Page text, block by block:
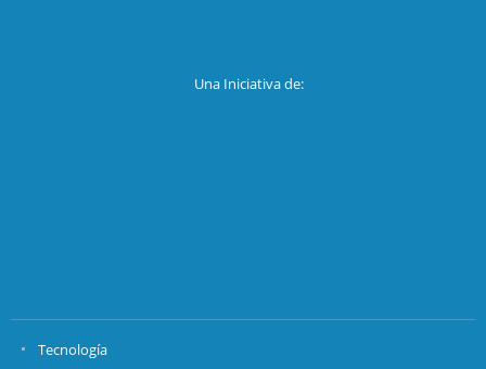
Una Iniciativa de:
Tecnología